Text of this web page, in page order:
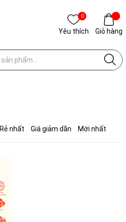
0
Yêu thích Giỏ hàng
Rẻ nhất Giá giảm dần Mới nhất